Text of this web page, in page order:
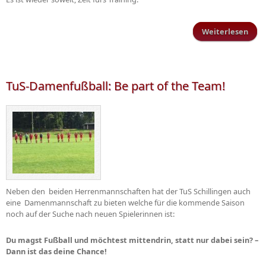
Weiterlesen
TuS-Damenfußball: Be part of the Team!
Neben den beiden Herrenmannschaften hat der TuS Schillingen auch
eine Damenmannschaft zu bieten welche für die kommende Saison
noch auf der Suche nach neuen Spielerinnen ist:
Du magst Fußball und möchtest mittendrin, statt nur dabei sein? –
Dann ist das deine Chance!